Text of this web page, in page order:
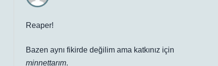
Reaper!
Bazen aynı fikirde değilim ama katkınız için
minnettarım.